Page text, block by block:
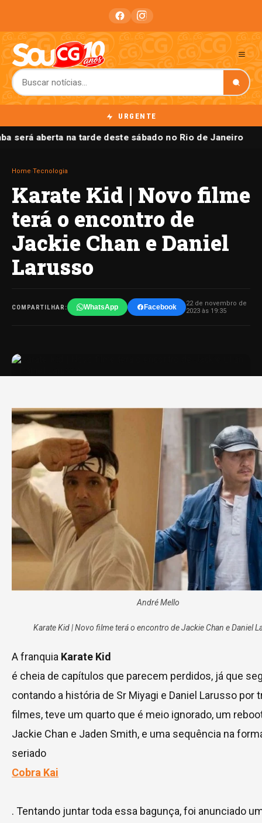
URGENTE
será aberta na tarde deste sábado no Rio de Janeiro
Home Tecnologia
Karate Kid | Novo filme
terá o encontro de
Jackie Chan e Daniel
Larusso
COMPARTILHAR: WhatsApp Facebook
22 de novembro de
2023 às 19:35
André Mello
Karate Kid | Novo filme terá o encontro de Jackie Chan e Daniel
A franquia Karate Kid
é cheia de capítulos que parecem perdidos, já que
contando a história de Sr Miyagi e Daniel Larusso por
filmes, teve um quarto que é meio ignorado, um
Jackie Chan e Jaden Smith, e uma sequência na
seriado
Cobra Kai
. Tentando juntar toda essa bagunça, foi anunciado